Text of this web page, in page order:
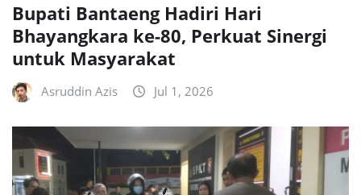
Bupati Bantaeng Hadiri Hari
Bhayangkara ke-80, Perkuat Sinergi
untuk Masyarakat
Asruddin Azis Jul 1, 2026